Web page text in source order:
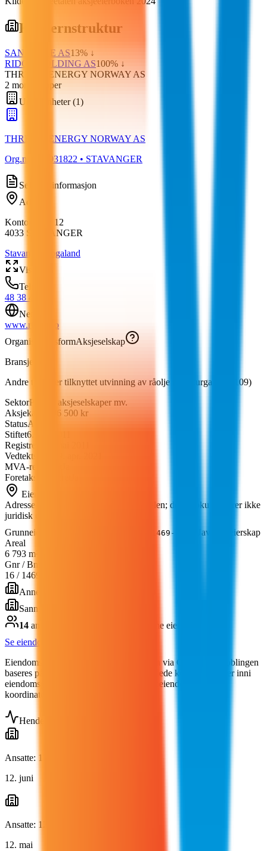
Konsernstruktur
SANDFACE AS13% ↓
RIDGE HOLDING AS100% ↓
THREE60 ENERGY NORWAY AS
2 morselskaper
Underenheter(1)
THREE60 ENERGY NORWAY AS
Org.nr:
896931822 • STAVANGER
Selskapsinformasjon
Adresse
Kontorveien 12
4033 STAVANGER
Stavanger
Rogaland
Vis kart
Telefon
48 38 40 00
Nettside
www.ridge.no
OrganisasjonsformAksjeselskap
Bransje
Andre tjenester tilknyttet utvinning av råolje og naturgass
09.109)
SektorPrivate aksjeselskaper mv.
Aksjekapital
96 500 kr
StatusAktiv
Stiftet6. mai 2011
Registrert
Vedtektsdato
MVA-registrert
Foretaksregisteret
Eiendom ved virksomhetsadressen
Adresse-/koordinatkobling fra Matrikkelen; dette dokumenterer ikke
juridisk eierskap.
Grunneiendom
1103-16/1469-0
Uavklart eierskap
Areal
6 793 m²
Gnr / Bnr
16 / 1469
Annen industribygning
Sannsynlig bygg (23 m)
14 andre selskap
registrert på samme eiendom
Se eiendommen i detalj
Eiendomsdata fra Kartverket Matrikkelen via Geonorge. Koblingen
baseres på spatial join (selskapets geocodede koordinat ligger inni
eiendomsgrensen) — kan inkludere naboeiendommer hvis
koordinatet er upresist.
Hendelser
Ansatte: 121 → 118
12. juni
Ansatte: 125 → 121
12. mai